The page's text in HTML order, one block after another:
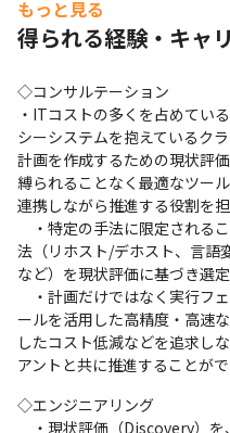
・フレックスタイム制度を
・在宅勤務制度を導入し
前にしかるべき承認を得
可能。）
■ 社内の雰囲気
・Salesforce認定資格保
国内でも300名以上有する
ーションに関するスキル
54,000名以上で、各界の
ます（2024年6月時点）
＜カルチャー＞
もっと見る
得られる経験・キャ
◇コンサルテーション
・ITコストの多くを占めてい
シーシステムを抱えているク
計画を作成するための現状評
縛られることなく最適なツー
連携しながら推進する役割を担
・特定の手法に限定される
法（リホスト/デホスト、言
など）を現状評価に基づき選
・計画だけではなく実行フ
ールを活用した高精度・高速
したコスト低減などを追求し
アントと共に推進することがで
◇エンジニアリング
・現状評価（Discovery）を